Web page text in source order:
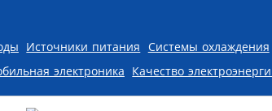
Источники питания Системы охлаждения
электроника Качество